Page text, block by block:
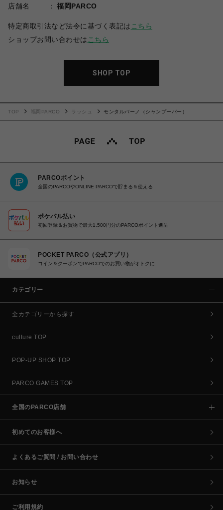
店舗名
福岡PARCO
特定商取引法など法令に基づく表記は こちら
ショップお問い合わせは こちら
SHOP TOP
TOP 福岡PARCO ラッシュ モンタルバーノ（シャンプーバー）
PARCOポイント
全国のPARCOやONLINE PARCOで貯まる＆使える
ポケパル払い
初回登録＆お買物で最大1,500円分のPARCOポイント進呈
POCKET PARCO（公式アプリ）
コイン＆クーポンでPARCOでのお買い物がオトクに
カテゴリー
全カテゴリーから探す
culture TOP
POP-UP SHOP TOP
PARCO GAMES TOP
全国のPARCO店舗
初めてのお客様へ
よくあるご質問 / お問い合わせ
お知らせ
ご利用規約